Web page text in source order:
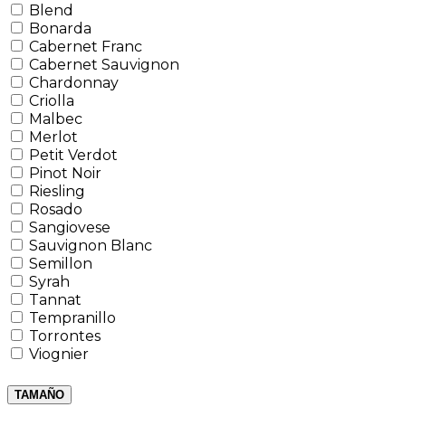
Blend
Bonarda
Cabernet Franc
Cabernet Sauvignon
Chardonnay
Criolla
Malbec
Merlot
Petit Verdot
Pinot Noir
Riesling
Rosado
Sangiovese
Sauvignon Blanc
Semillon
Syrah
Tannat
Tempranillo
Torrontes
Viognier
TAMAÑO